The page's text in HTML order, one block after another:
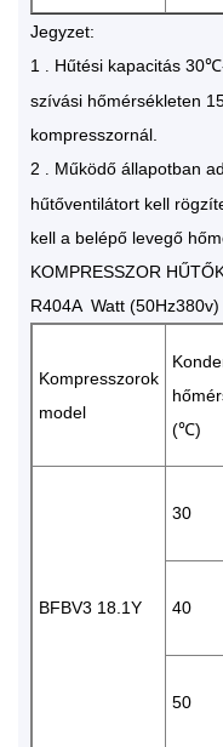
Jegyzet:
1
Hűtési kapacitás
szívási hőmérsékleten
kompresszornál.
2
Működő állapotban
hűtőventilátort kell
kell a belépő levegő
KOMPRESSZOR
R404A Watt (50Hz380v)
Kompresszorok
model
(℃)
BFBV3 18.1Y
30
40
50